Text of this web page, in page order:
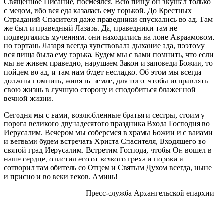
с медом, ибо вся еда казалась ему горькой. До Крестных
Страданий Спасителя даже праведники спускались во ад. Там
же был и праведный Лазарь. Да, праведники там не
подвергались мучениям, они находились на лоне Авраамовом,
но гортань Лазаря всегда чувствовала дыхание ада, поэтому
вся пища была ему горька. Будем мы с вами помнить, что если
мы не живем праведно, нарушаем Закон и заповеди Божии, то
пойдем во ад, и там нам будет несладко. Об этом мы всегда
должны помнить, живя на земле, для того, чтобы исправлять
свою жизнь в лучшую сторону и сподобиться блаженной
вечной жизни.
Сегодня мы с вами, возлюбленные братья и сестры, стоим у
порога великого двунадесятого праздника Входа Господня во
Иерусалим. Вечером мы соберемся в храмы Божии и с ваиами
и ветвьми будем встречать Христа Спасителя, Входящего во
святой град Иерусалим. Встретим Господа, чтобы Он вошел в
наше сердце, очистил его от всякого греха и порока и
сотворил там обитель со Отцем и Святым Духом всегда, ныне
и присно и во веки веков. Аминь!
Пресс-служба Архангельской епархии